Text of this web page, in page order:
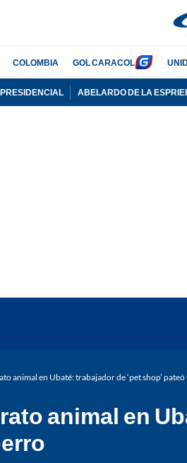
COLOMBIA GOL CARACOL
ABELARDO DE LA
animal en Ubaté: trabajador de ‘pet shop’
animal en